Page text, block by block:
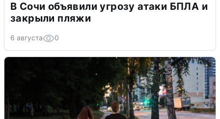
В Сочи объявили угрозу атаки БПЛА и
закрыли пляжи
6 августа 0